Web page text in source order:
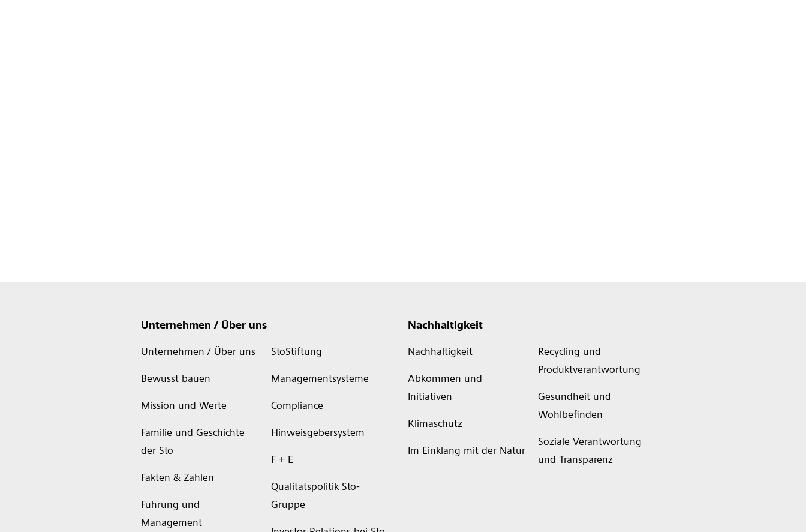
Unternehmen / Über uns
Unternehmen / Über uns
Bewusst bauen
Mission und Werte
Familie und Geschichte
der Sto
Fakten & Zahlen
Führung und
Management
StoStiftung
Managementsysteme
Compliance
Hinweisgebersystem
F + E
Qualitätspolitik Sto-
Gruppe
Nachhaltigkeit
Nachhaltigkeit
Abkommen und
Initiativen
Klimaschutz
Im Einklang mit der Natur
Recycling und
Produktverantwortung
Gesundheit und
Wohlbefinden
Soziale Verantwortung
und Transparenz